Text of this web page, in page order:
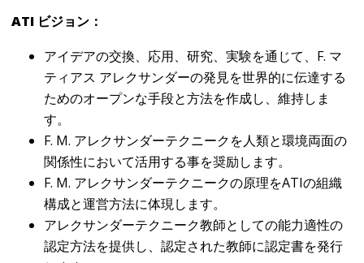
ATI ビジョン：
アイデアの交換、応用、研究、実験を通じて、F. マ
ティアス アレクサンダーの発見を世界的に伝達する
ためのオープンな手段と方法を作成し、維持しま
す。
F. M. アレクサンダーテクニークを人類と環境両面の
関係性において活用する事を奨励します。
F. M. アレクサンダーテクニークの原理をATIの組織
構成と運営方法に体現します。
アレクサンダーテクニーク教師としての能力適性の
認定方法を提供し、認定された教師に認定書を発行